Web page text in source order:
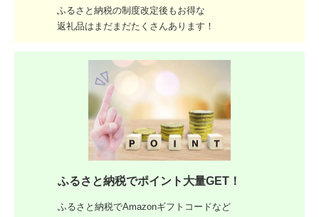
ふるさと納税の制度改定後もお得な
返礼品はまだまだたくさんあります！
ふるさと納税でポイント大量GET！
ふるさと納税でAmazonギフトコードなど